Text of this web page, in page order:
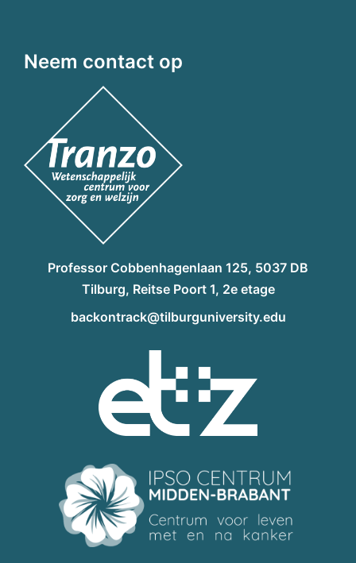
Neem contact op
Professor Cobbenhagenlaan 125, 5037 DB
Tilburg, Reitse Poort 1, 2e etage
backontrack@tilburguniversity.edu